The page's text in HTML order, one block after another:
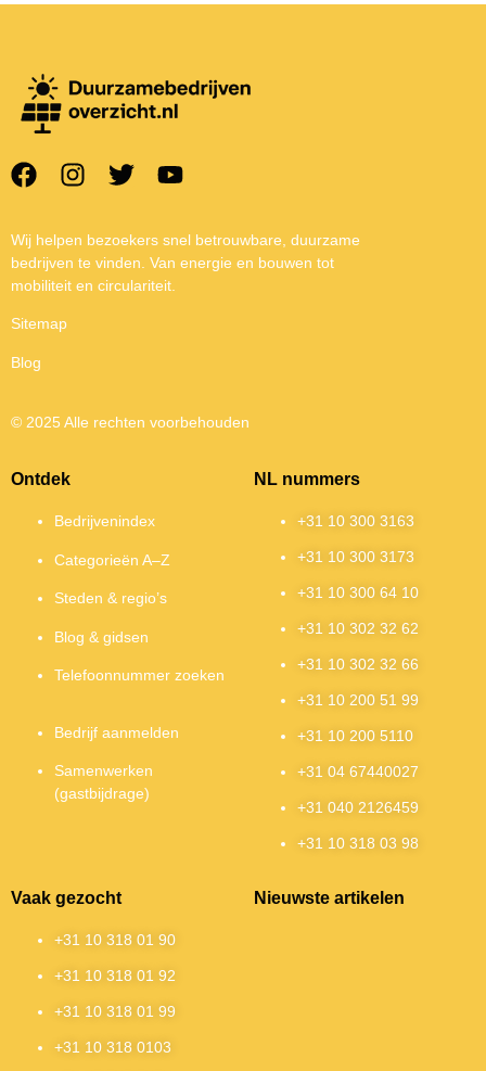
Wij helpen bezoekers snel betrouwbare, duurzame
bedrijven te vinden. Van energie en bouwen tot
mobiliteit en circulariteit.
Sitemap
Blog
© 2025 Alle rechten voorbehouden
Ontdek
Bedrijvenindex
Categorieën A–Z
Steden & regio’s
Blog & gidsen
Telefoonnummer zoeken
Bedrijf aanmelden
Samenwerken
(gastbijdrage)
NL nummers
+31 10 300 3163
+31 10 300 3173
+31 10 300 64 10
+31 10 302 32 62
+31 10 302 32 66
+31 10 200 51 99
+31 10 200 5110
+31 04 67440027
+31 040 2126459
+31 10 318 03 98
Vaak gezocht
+31 10 318 01 90
+31 10 318 01 92
+31 10 318 01 99
+31 10 318 0103
Nieuwste artikelen